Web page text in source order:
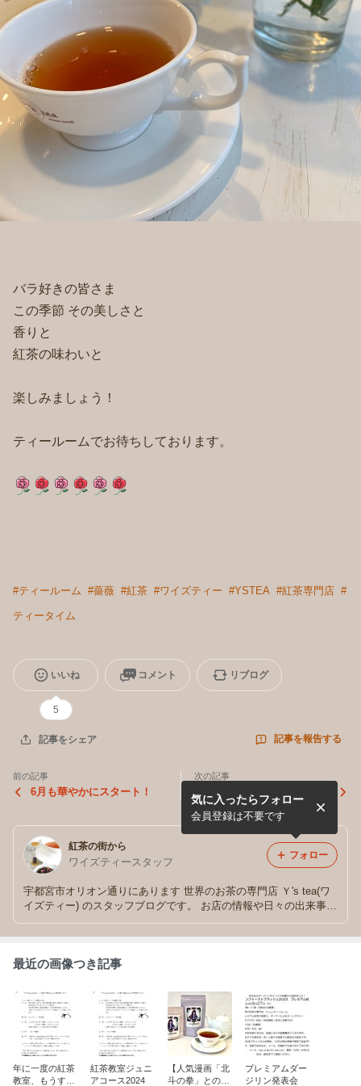
バラ好きの皆さま
この季節 その美しさと
香りと
紅茶の味わいと
楽しみましょう！
ティールームでお待ちしております。
#ティールーム #薔薇 #紅茶 #ワイズティー #YSTEA #紅茶専門店 #
ティータイム
いいね
5
コメント リブログ
記事をシェア 記事を報告する
前の記事
6月も華やかにスタート！
次の記事
茶摘みの季節です
紅茶の街から
ワイズティースタッフ
宇都宮市オリオン通りにあります 世界のお茶の専門店 Ｙ's tea(ワ
イズティー) のスタッフブログです。 お店の情報や日々の出来事な
気に入ったらフォロー
会員登録は不要です
フォロー
最近の画像つき記事
年に一度の紅茶
教室、もうすぐ
紅茶教室ジュニ
アコース2024
【人気漫画「北
斗の拳」とのコ
プレミアムダー
ジリン発表会